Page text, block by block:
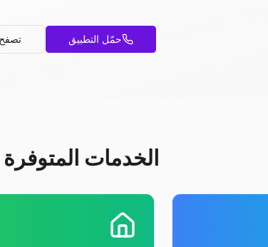
حمّل التطبيق
الخدمات